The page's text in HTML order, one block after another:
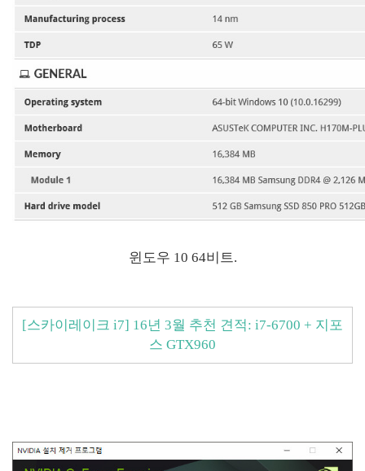
윈도우 10 64비트.
[스카이레이크 i7] 16년 3월 추천 견적: i7-6700 + 지포
스 GTX960